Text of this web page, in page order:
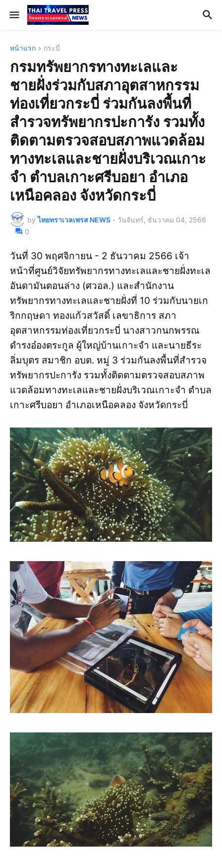
หน้าแรก กระบี่
กรมทรัพยากรทางทะเลและ
ชายฝั่งร่วมกับสภาอุตสาหกรรม
ท่องเที่ยวกระบี่ ร่วมกันลงพื้นที่
สำรวจทรัพยากรปะการัง รวมทั้ง
ติดตามตรวจสอบสภาพแวดล้อม
ทางทะเลและชายฝั่งบริเวณเกาะ
จำ ตำบลเกาะศรีบอยา อำเภอ
เหนือคลอง จังหวัดกระบี่
by ไทยทราเวลเพรส NEWS - วันจันทร์, ธันวาคม 04, 2566
0
วันที่ 30 พฤศจิกายน - 2 ธันวาคม 2566 เจ้า
หน้าที่ศูนย์วิจัยทรัพยากรทางทะเลและชายฝั่งทะเล
อันดามันตอนล่าง (ศวอล.) และสำนักงาน
ทรัพยากรทางทะเลและชายฝั่งที่ 10 ร่วมกับนายเก
ริกกฤษดา ทองแก้วสวัสดิ์ เลขาธิการ สภา
อุตสาหกรรมท่องเที่ยวกระบี่ นางสาวกนกพรรณ
ดำรงอ๋องตระกูล ผู้ใหญ่บ้านเกาะจำ และนายธีระ
ลิ่มบุตร สมาชิก อบต. หมู่ 3 ร่วมกันลงพื้นที่สำรวจ
ทรัพยากรปะการัง รวมทั้งติดตามตรวจสอบสภาพ
แวดล้อมทางทะเลและชายฝั่งบริเวณเกาะจำ ตำบล
เกาะศรีบอยา อำเภอเหนือคลอง จังหวัดกระบี่